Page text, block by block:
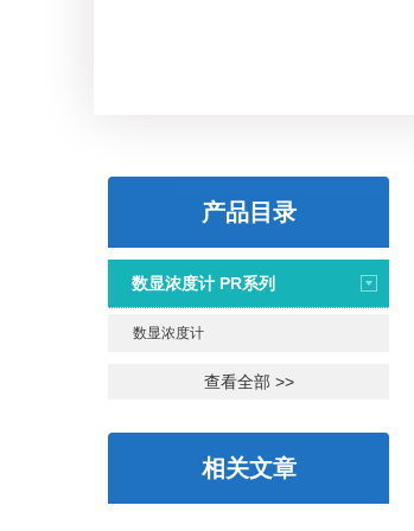
产品目录
数显浓度计 PR系列
数显浓度计
查看全部 >>
相关文章